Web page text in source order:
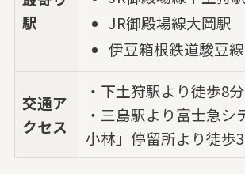
駅
JR御殿場線大岡駅
伊豆箱根鉄道駿豆
交通ア
クセス
・下土狩駅より徒歩8分
・三島駅より富士急シ
小林」停留所より徒歩